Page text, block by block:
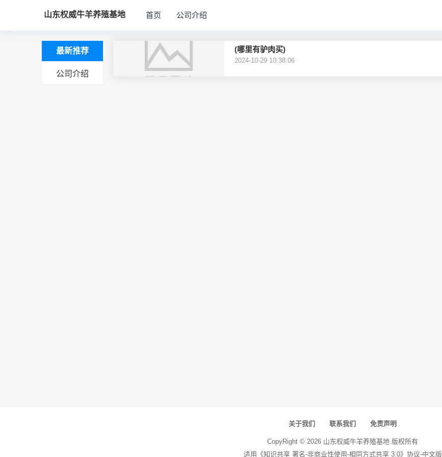
山东权威牛羊养殖基地 首页 公司介绍
最新推荐
公司介绍
(哪里有驴肉买)
2024-10-29 10:38:06
关于我们 联系我们 免责声明
CopyRight © 2026 山东权威牛羊养殖基地 版权所有
适用《知识共享 署名-非商业性使用-相同方式共享 3.0》协议-中文版